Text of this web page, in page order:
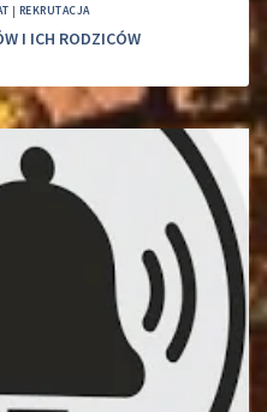
| REKRUTACJA
I ICH RODZICÓW